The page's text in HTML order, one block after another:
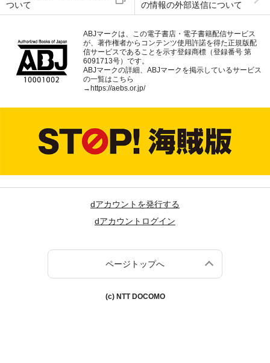
ついて
の情報の外部送信について
ABJマークは、この電子書店・電子書籍配信サービス
が、著作権者からコンテンツ使用許諾を得た正規版配
信サービスであることを示す登録商標（登録番号 第
6091713号）です。
ABJマークの詳細、ABJマークを掲示しているサービス
の一覧はこちら
→https://aebs.or.jp/
dアカウントを発行する
dアカウントログイン
ページトップへ
(c) NTT DOCOMO